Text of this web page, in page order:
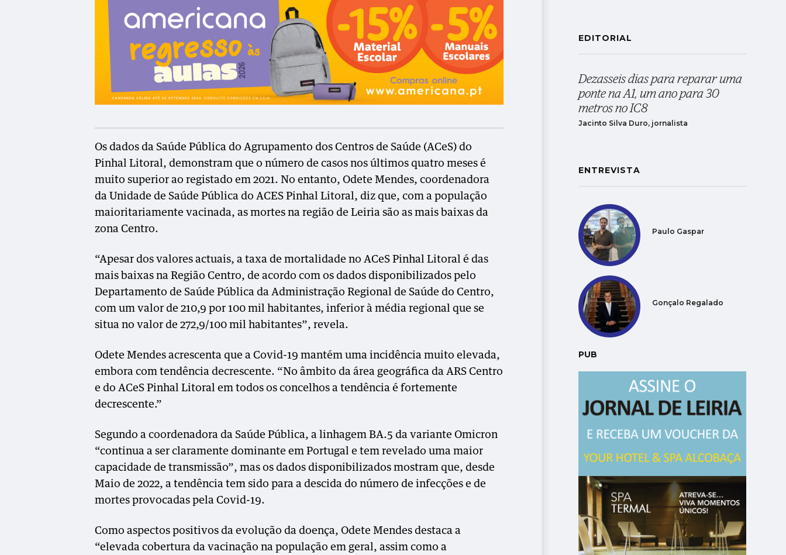
Os dados da Saúde Pública do Agrupamento dos Centros de Saúde (ACeS) do
Pinhal Litoral, demonstram que o número de casos nos últimos quatro meses é
muito superior ao registado em 2021. No entanto, Odete Mendes, coordenadora
da Unidade de Saúde Pública do ACES Pinhal Litoral, diz que, com a população
maioritariamente vacinada, as mortes na região de Leiria são as mais baixas da
zona Centro.
“Apesar dos valores actuais, a taxa de mortalidade no ACeS Pinhal Litoral é das
mais baixas na Região Centro, de acordo com os dados disponibilizados pelo
Departamento de Saúde Pública da Administração Regional de Saúde do Centro,
com um valor de 210,9 por 100 mil habitantes, inferior à média regional que se
situa no valor de 272,9/100 mil habitantes”, revela.
Odete Mendes acrescenta que a Covid-19 mantém uma incidência muito elevada,
embora com tendência decrescente. “No âmbito da área geográfica da ARS Centro
e do ACeS Pinhal Litoral em todos os concelhos a tendência é fortemente
decrescente.”
Segundo a coordenadora da Saúde Pública, a linhagem BA.5 da variante Omicron
“continua a ser claramente dominante em Portugal e tem revelado uma maior
capacidade de transmissão”, mas os dados disponibilizados mostram que, desde
Maio de 2022, a tendência tem sido para a descida do número de infecções e de
mortes provocadas pela Covid-19.
Como aspectos positivos da evolução da doença, Odete Mendes destaca a
“elevada cobertura da vacinação na população em geral, assim como a
EDITORIAL
Dezasseis dias para reparar uma
ponte na A1, um ano para 30
metros no IC8
Jacinto Silva Duro, jornalista
ENTREVISTA
Paulo Gaspar
Gonçalo Regalado
PUB